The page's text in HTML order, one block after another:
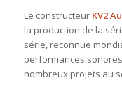
Le constructeur KV2
la production de la
série, reconnue
performances
nombreux projets au